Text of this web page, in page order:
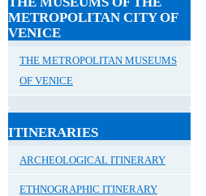
METROPOLITAN CITY OF
VENICE
THE METROPOLITAN MUSEUMS
OF VENICE
ITINERARIES
ARCHEOLOGICAL ITINERARY
ETHNOGRAPHIC ITINERARY